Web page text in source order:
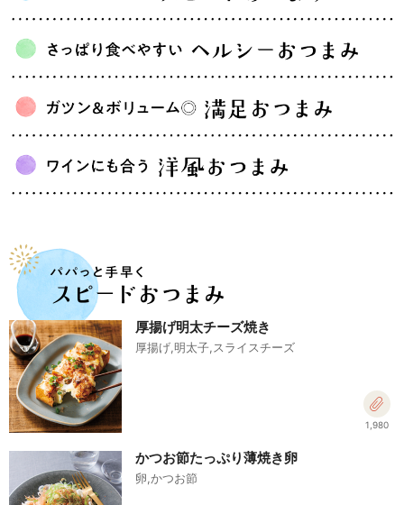
厚揚げ明太チーズ焼き
厚揚げ,明太子,スライスチーズ
1,980
かつお節たっぷり薄焼き卵
卵,かつお節